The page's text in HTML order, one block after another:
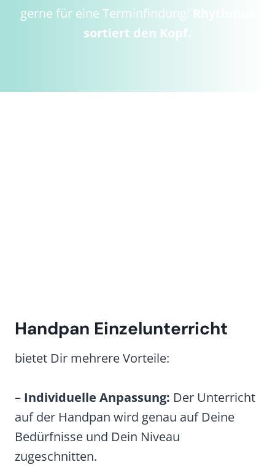
gerne für eine Terminfindung! Rhythmus
sortiert den Kopf.
Handpan Einzelunterricht
bietet Dir mehrere Vorteile:
– Individuelle Anpassung: Der Unterricht
auf der Handpan wird genau auf Deine
Bedürfnisse und Dein Niveau
zugeschnitten.